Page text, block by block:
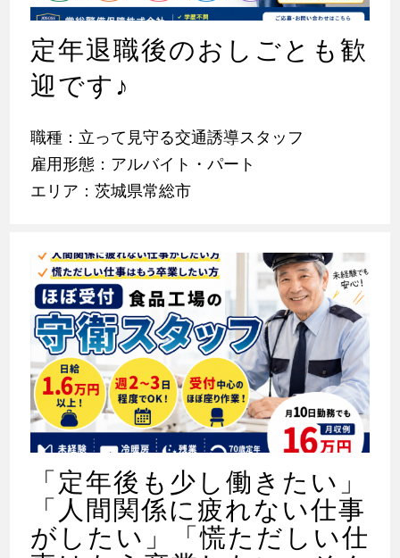
定年退職後のおしごとも歓
迎です ♪
職種：立って見守る交通誘導スタッフ
雇用形態：アルバイト・パート
エリア：茨城県常総市
「定年後も少し働きたい」
「人間関係に疲れない仕事
がしたい」「慌ただしい仕